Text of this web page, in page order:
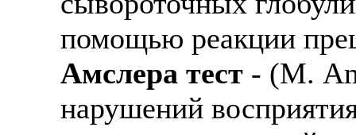
помощью реакции
Амслера тест - (М.
нарушений